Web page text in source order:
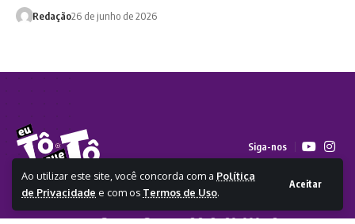
Ao utilizar este site, você concorda com a Política
de Privacidade e com os Termos de Uso.
Aceitar
Redação26 de junho de 2026
Siga-nos
COMUNICACAO E SERVICOS LTDA - 63.268.420/0001-73